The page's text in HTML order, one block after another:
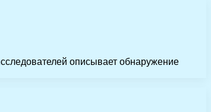
описывает обнаружение